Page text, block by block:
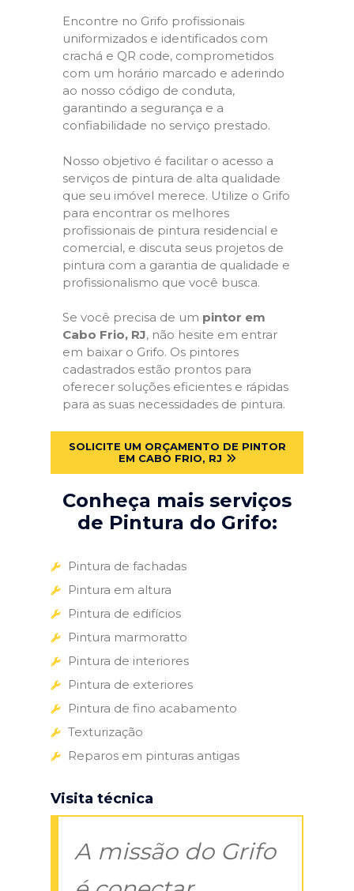
Encontre no Grifo profissionais
uniformizados e identificados com
crachá e QR code, comprometidos
com um horário marcado e aderindo
ao nosso código de conduta,
garantindo a segurança e a
confiabilidade no serviço prestado.
Nosso objetivo é facilitar o acesso a
serviços de pintura de alta qualidade
que seu imóvel merece. Utilize o Grifo
para encontrar os melhores
profissionais de pintura residencial e
comercial, e discuta seus projetos de
pintura com a garantia de qualidade e
profissionalismo que você busca.
Se você precisa de um pintor em
Cabo Frio, RJ, não hesite em entrar
em baixar o Grifo. Os pintores
cadastrados estão prontos para
oferecer soluções eficientes e rápidas
para as suas necessidades de pintura.
SOLICITE UM ORÇAMENTO DE PINTOR
EM CABO FRIO, RJ
Conheça mais serviços
de Pintura do Grifo:
Pintura de fachadas
Pintura em altura
Pintura de edifícios
Pintura marmoratto
Pintura de interiores
Pintura de exteriores
Pintura de fino acabamento
Texturização
Reparos em pinturas antigas
Visita técnica
A missão do Grifo